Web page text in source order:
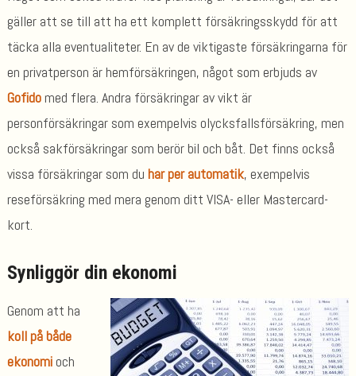
gäller att se till att ha ett komplett försäkringsskydd för att
täcka alla eventualiteter. En av de viktigaste försäkringarna för
en privatperson är hemförsäkringen, något som erbjuds av
Gofidomed flera. Andra försäkringar av vikt är
personförsäkringar som exempelvis olycksfallsförsäkring, men
också sakförsäkringar som berör bil och båt. Det finns också
vissa försäkringar som du har per automatik, exempelvis
reseförsäkring med mera genom ditt VISA- eller Mastercard-
kort.
Synliggör din ekonomi
Genom att ha
koll på både
ekonomioch